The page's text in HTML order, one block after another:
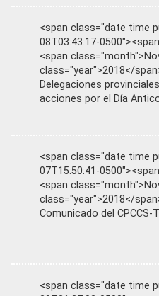
<span class="date time
08T03:43:17-
<span
class="year">2018</
Delegaciones
acciones por el Día
<span class="date time
07T15:50:41-
<span
class="year">2018</
Comunicado del CPCCS-T
<span class="date time